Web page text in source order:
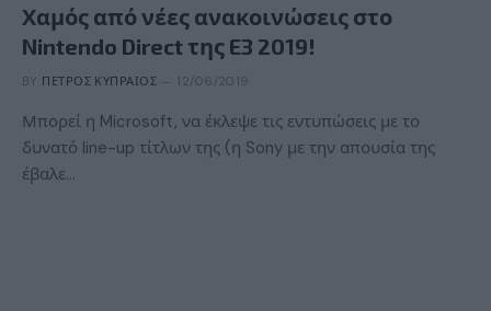
Χαμός από νέες ανακοινώσεις στο
Nintendo Direct της E3 2019!
BY ΠΈΤΡΟΣ ΚΥΠΡΑΊΟΣ 12/06/2019
Μπορεί η Microsoft, να έκλεψε τις εντυπώσεις με το
δυνατό line-up τίτλων της (η Sony με την απουσία της
έβαλε…